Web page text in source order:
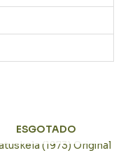
ESGOTADO